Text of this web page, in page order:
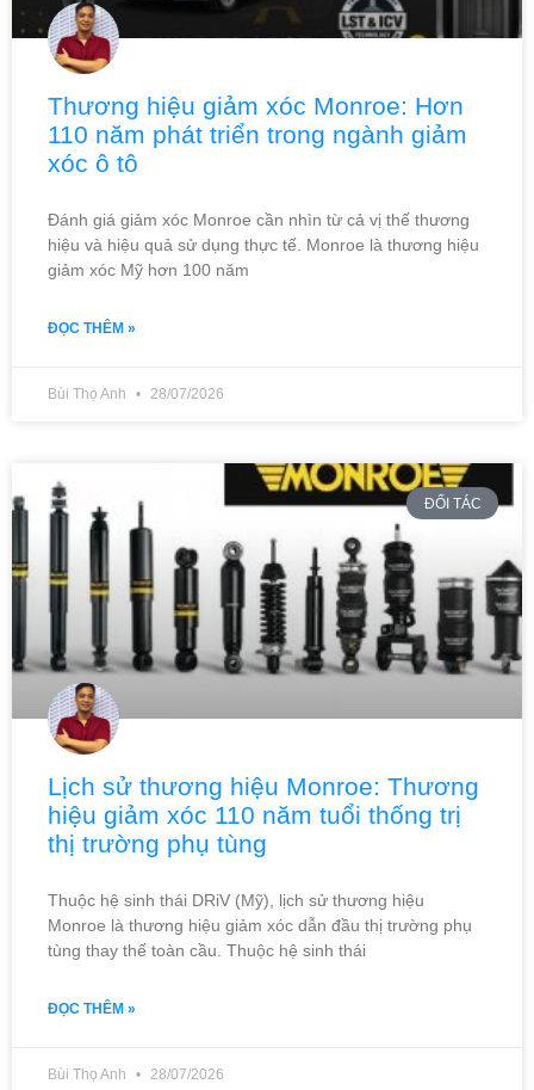
Thương hiệu giảm xóc Monroe: Hơn
110 năm phát triển trong ngành giảm
xóc ô tô
Đánh giá giảm xóc Monroe cần nhìn từ cả vị thế thương
hiệu và hiệu quả sử dụng thực tế. Monroe là thương hiệu
giảm xóc Mỹ hơn 100 năm
ĐỌC THÊM »
Bùi Thọ Anh 28/07/2026
ĐỐI TÁC
Lịch sử thương hiệu Monroe: Thương
hiệu giảm xóc 110 năm tuổi thống trị
thị trường phụ tùng
Thuộc hệ sinh thái DRiV (Mỹ), lịch sử thương hiệu
Monroe là thương hiệu giảm xóc dẫn đầu thị trường phụ
tùng thay thế toàn cầu. Thuộc hệ sinh thái
ĐỌC THÊM »
Bùi Thọ Anh 28/07/2026